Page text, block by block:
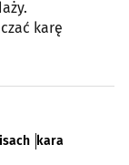
karę
kara